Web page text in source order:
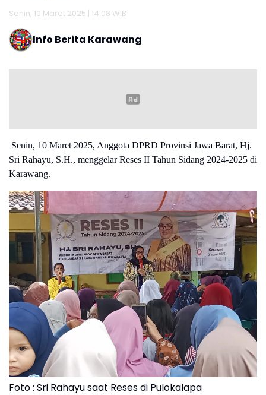
Senin, 10 Maret 2025 | 14:08 WIB
Info Berita Karawang
Senin, 10 Maret 2025, Anggota DPRD Provinsi Jawa Barat, Hj.
Sri Rahayu, S.H., menggelar Reses II Tahun Sidang 2024-2025 di
Karawang.
Foto : Sri Rahayu saat Reses di Pulokalapa